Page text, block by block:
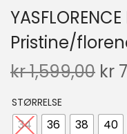
Pristine/
kr1,599,00 kr
STØRRELSE
34 36 38 40